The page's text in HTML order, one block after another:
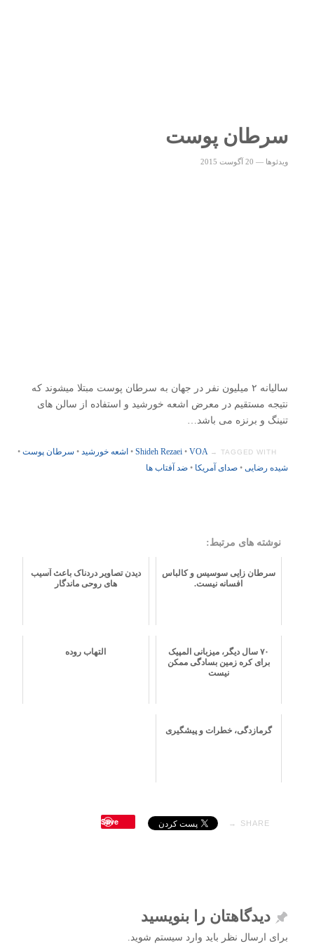
سرطان پوست
ویدئوها — 20 آگوست 2015
سالیانه ۲ میلیون نفر در جهان به سرطان پوست مبتلا میشوند که
نتیجه مستقیم در معرض اشعه خورشید و استفاده از سالن های
تنینگ و برنزه می باشد…
TAGGED WITH →
Shideh Rezaei• VOA
• اشعه خورشید • سرطان پوست •
شیده رضایی• صدای آمریکا • ضد آفتاب ها
نوشته های مرتبط:
سرطان زایی سوسیس و کالباس
افسانه نیست.
دیدن تصاویر دردناک باعث آسیب
های روحی ماندگار
۷۰ سال دیگر، میزبانی المپیک
برای کره زمین بسادگی ممکن
نیست
التهاب روده
گرمازدگی، خطرات و پیشگیری
SHARE →
Save
دیدگاهتان را بنویسید
برای ارسال نظر باید وارد سیستم شوید.